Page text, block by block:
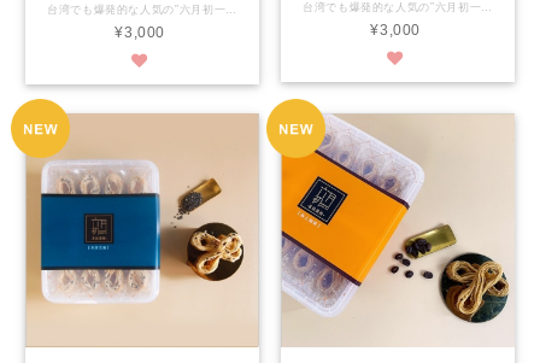
巧克力蛋捲 予約販売
¥3,000
捲 予約販売
台湾でも爆発的な人気の”六月初一”の8の字エッグロール♪ ブランド名である『六月初一』には６月の最初の日は決意と希望に満ちた始まりの日という意 葉巻型ロールがポピュラーなエッグロールが８の字！ 『六月初一』のエッグロールの８の字には エッグロールを横に寝かすと”∞”無限という意味 さらには女性創業者ならではの家族、友人、恋人、すべての人が深い無限の縁で結ばれますようにとの意も込められ居ます 一口くちにいれると、ほろほろとほどけるような食感 また一口でさっと食べれるような大きさ サクサク感は病みつきに ぜひご賞味くださいませ。 青のり味 40個入り／約320G 保存期限：４か月 ※人気商品となります。 現地販売状況により欠品が発生する可能性がございます。 その場合、ご注文のキャンセル、、後日配送（〜１か月後）いづれかの ご対応となります。 その際は当店より事前にご連絡差し上げます。 予めご了承の程、宜しくお願い申し上げます。
¥3,000